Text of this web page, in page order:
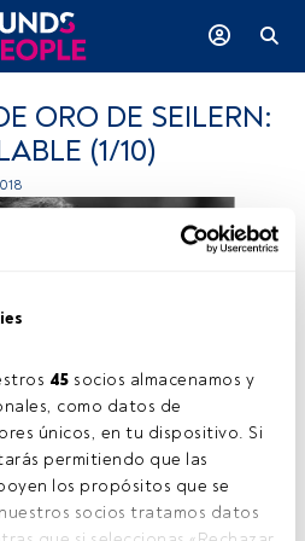
45 socios almacenamos y
como datos de
únicos, en tu dispositivo. Si
permitiendo que las
los propósitos que se
socios tratamos datos
ORO DE SEILERN:
(1/10)